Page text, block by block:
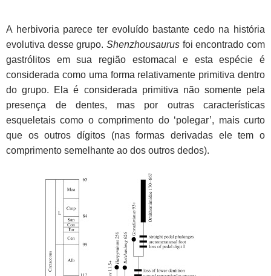
A herbivoria parece ter evoluído bastante cedo na história
evolutiva desse grupo. Shenzhousaurus foi encontrado com
gastrólitos em sua região estomacal e esta espécie é
considerada como uma forma relativamente primitiva dentro
do grupo. Ela é considerada primitiva não somente pela
presença de dentes, mas por outras características
esqueletais como o comprimento do ‘polegar’, mais curto
que os outros dígitos (nas formas derivadas ele tem o
comprimento semelhante ao dos outros dedos).